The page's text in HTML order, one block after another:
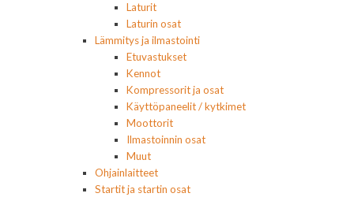
Laturit
Laturin osat
Lämmitys ja ilmastointi
Etuvastukset
Kennot
Kompressorit ja osat
Käyttöpaneelit / kytkimet
Moottorit
Ilmastoinnin osat
Muut
Ohjainlaitteet
Startit ja startin osat